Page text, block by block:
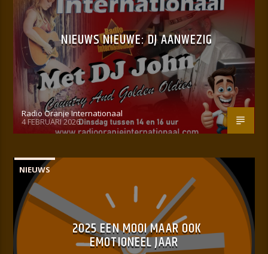
NIEUWS NIEUWE: DJ AANWEZIG
Radio Oranje Internationaal
4 FEBRUARI 2026
NIEUWS
2025 EEN MOOI MAAR OOK
EMOTIONEEL JAAR